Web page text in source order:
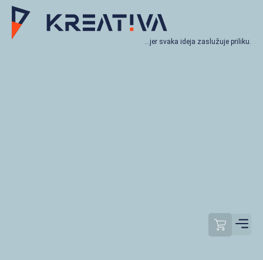
…jer svaka ideja zaslužuje priliku.